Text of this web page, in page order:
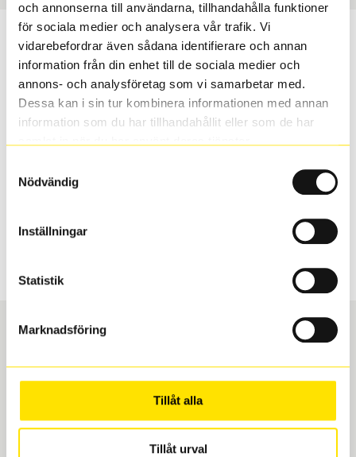
och annonserna till användarna, tillhandahålla funktioner
för sociala medier och analysera vår trafik. Vi
vidarebefordrar även sådana identifierare och annan
information från din enhet till de sociala medier och
annons- och analysföretag som vi samarbetar med.
Dessa kan i sin tur kombinera informationen med annan
information som du har tillhandahållit eller som de har
Nödvändig
Inställningar
Statistik
Marknadsföring
Tillåt alla
Tillåt urval
Passar detta däck min bil?
Ange registreringsnummer för att se om det däck du
valt passar din bilmodell. Om du köper däck som skall
sättas på dina befintliga fälgar, se till att kolla en extra
inte vara samma dimension som bilen hade ut från
Boka och hämta hos Däckspecialen
När du beställer dina nya däck eller fälgar hos oss
levereras de direkt till någon av våra däckverkstäder i
Göteborg. Välj mellan Hisingen (Bäckebol) eller